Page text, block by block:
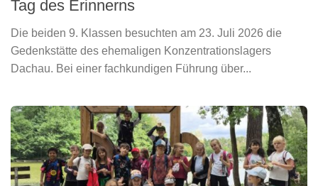
Tag des Erinnerns
Die beiden 9. Klassen besuchten am 23. Juli 2026 die
Gedenkstätte des ehemaligen Konzentrationslagers
Dachau. Bei einer fachkundigen Führung über...